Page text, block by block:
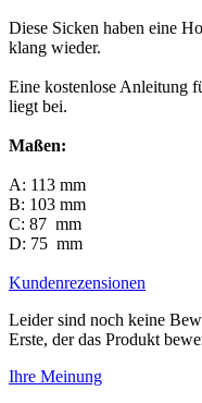
Diese Sicken haben eine
klang wieder.
Eine kostenlose Anleitung
liegt bei.
Maßen:
A: 113 mm
B: 103 mm
C: 87 mm
D: 75 mm
Kundenrezensionen
Leider sind noch keine
Erste, der das Produkt
Ihre Meinung